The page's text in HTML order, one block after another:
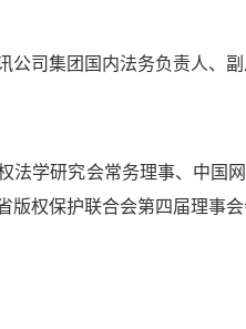
司集团国内法务负责人、副
法学研究会常务理事、中国
权保护联合会第四届理事